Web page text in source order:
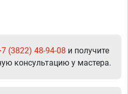
(3822) 48-94-08 и получите
консультацию у мастера.